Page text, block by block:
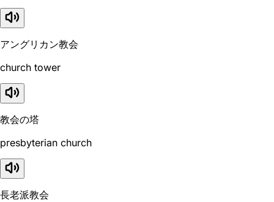
アングリカン教会
church tower
教会の塔
presbyterian church
長老派教会